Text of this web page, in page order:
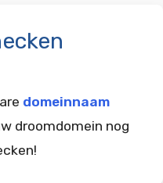
domeinnaam
droomdomein nog